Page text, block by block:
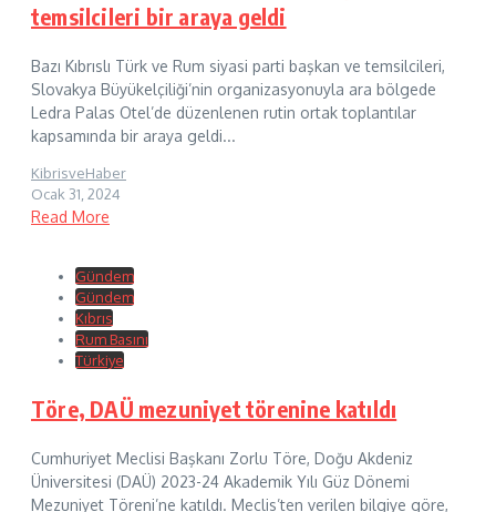
temsilcileri bir araya geldi
Bazı Kıbrıslı Türk ve Rum siyasi parti başkan ve temsilcileri,
Slovakya Büyükelçiliği’nin organizasyonuyla ara bölgede
Ledra Palas Otel’de düzenlenen rutin ortak toplantılar
kapsamında bir araya geldi...
KibrisveHaber
Ocak 31, 2024
Read More
Gündem
Gündem
Kıbrıs
Rum Basını
Türkiye
Töre, DAÜ mezuniyet törenine katıldı
Cumhuriyet Meclisi Başkanı Zorlu Töre, Doğu Akdeniz
Üniversitesi (DAÜ) 2023-24 Akademik Yılı Güz Dönemi
Mezuniyet Töreni’ne katıldı. Meclis’ten verilen bilgiye göre,